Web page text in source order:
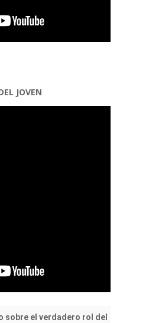
JOVEN
sobre el verdadero rol del